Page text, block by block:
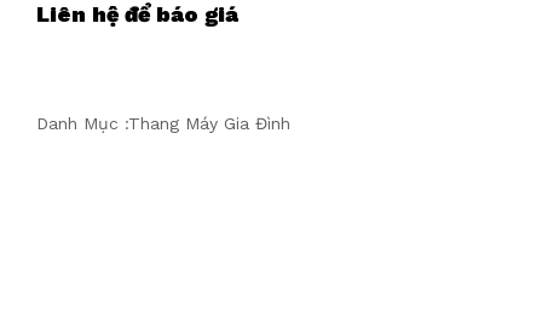
Liên hệ để báo giá
Danh Mục :Thang Máy Gia Đình